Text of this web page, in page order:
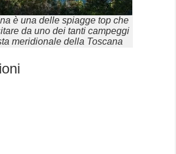
è una delle spiagge top che
da uno dei tanti campeggi
meridionale della Toscana